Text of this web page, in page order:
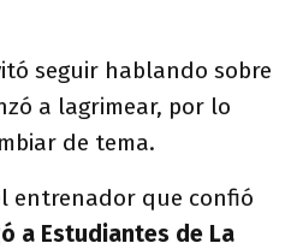
seguir hablando sobre
a lagrimear, por lo
de tema.
entrenador que confió
a Estudiantes de La